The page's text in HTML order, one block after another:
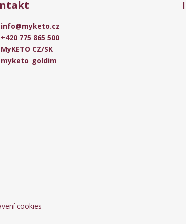
info@myketo.cz
+420 775 865 500
MyKETO CZ/SK
myketo_goldim
cookies